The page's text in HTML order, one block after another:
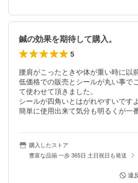
鍼の効果を期待して購入。
5
腰肩がこったときや体が重い時に以
低価格での販売とシールが丸い事で
て使わせて頂きました。
シールが四角いとはがれやすいですよ
簡単に使用出来て気分も明るくが一
購入したストア
豊富な品揃 一歩 365日 土日祝日も発送
違